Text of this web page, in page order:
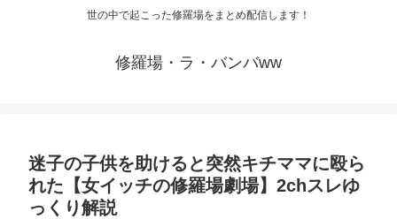
世の中で起こった修羅場をまとめ配信します！
修羅場・ラ・バンバww
迷子の子供を助けると突然キチママに殴ら
れた【女イッチの修羅場劇場】2chスレゆ
っくり解説